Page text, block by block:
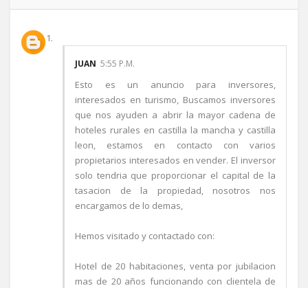
JUAN 5:55 P.M.
Esto es un anuncio para inversores,
interesados en turismo, Buscamos inversores
que nos ayuden a abrir la mayor cadena de
hoteles rurales en castilla la mancha y castilla
leon, estamos en contacto con varios
propietarios interesados en vender. El inversor
solo tendria que proporcionar el capital de la
tasacion de la propiedad, nosotros nos
encargamos de lo demas,
Hemos visitado y contactado con:
Hotel de 20 habitaciones, venta por jubilacion
mas de 20 años funcionando con clientela de